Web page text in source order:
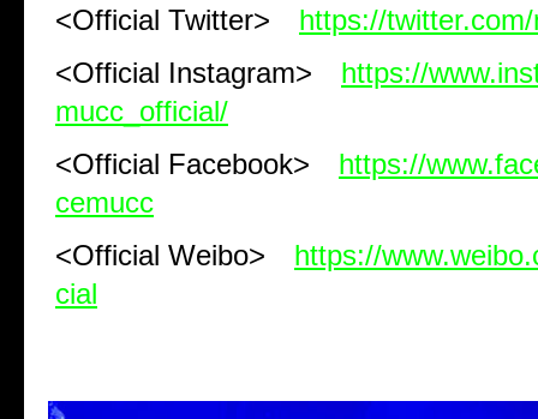
<Official Twitter>
https://
<Official Instagram>
https://
mucc_official/
<Official Facebook>
https://
cemucc
<Official Weibo>
https://
cial